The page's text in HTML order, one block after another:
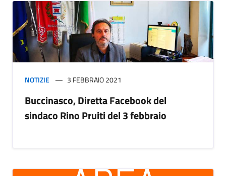
NOTIZIE 3 FEBBRAIO 2021
Buccinasco, Diretta Facebook del
sindaco Rino Pruiti del 3 febbraio